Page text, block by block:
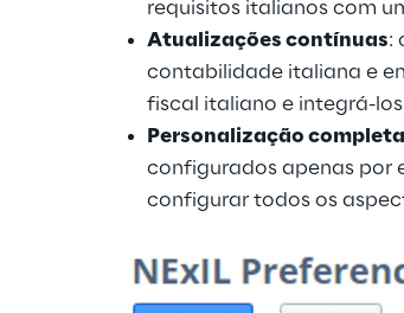
requisitos italianos com
Atualizações contínuas:
contabilidade italiana e
fiscal italiano e integrá-
Personalização
configurados apenas por
configurar todos os